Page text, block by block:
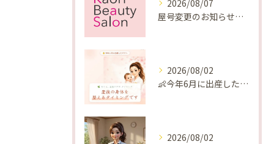
2026/08/07
屋号変更のお知らせと「SAKUYA Harmonies」に込めた想い
2026/08/02
👶今年6月に出産したママへ♡
2026/08/02